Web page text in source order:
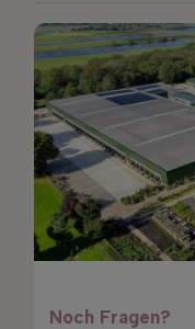
Noch Fragen?